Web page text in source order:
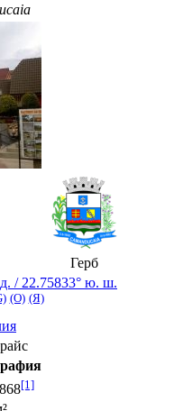
Герб
/ 22.75833° ю. ш.
(O) (Я)
[1]